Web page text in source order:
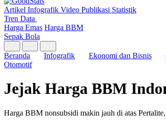
Artikel Infografik Video Publikasi Statistik
Tren Data
Harga Emas Harga BBM
Sepak Bola
Beranda Infografik Ekonomi dan Bisnis
Otomotif
Jejak Harga BBM
Harga BBM nonsubsidi makin jauh di atas